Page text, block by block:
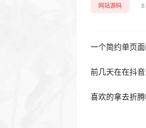
网站源码 8
一个简约单页
前几天在在抖
喜欢的拿去折